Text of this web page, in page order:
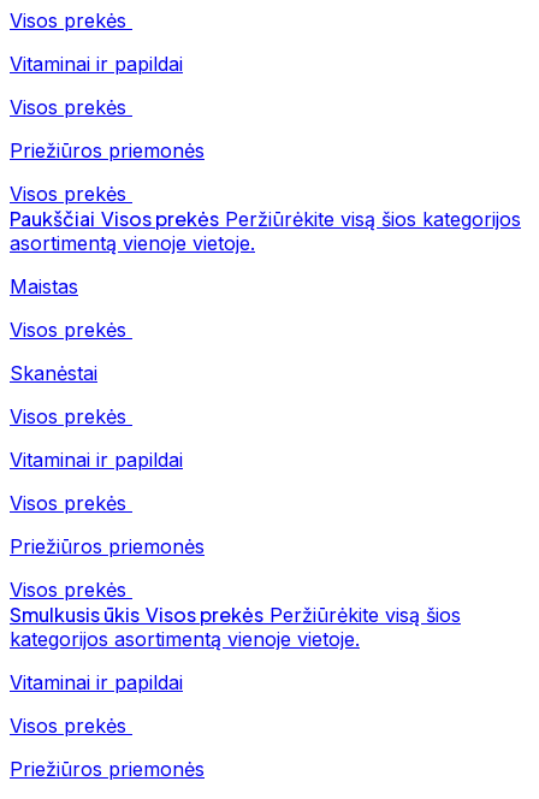
Visos prekės
Vitaminai ir papildai
Visos prekės
Priežiūros priemonės
Visos prekės
Paukščiai Visos prekės Peržiūrėkite visą šios kategorijos
asortimentą vienoje vietoje.
Maistas
Visos prekės
Skanėstai
Visos prekės
Vitaminai ir papildai
Visos prekės
Priežiūros priemonės
Visos prekės
Smulkusis ūkis Visos prekės Peržiūrėkite visą šios
kategorijos asortimentą vienoje vietoje.
Vitaminai ir papildai
Visos prekės
Priežiūros priemonės